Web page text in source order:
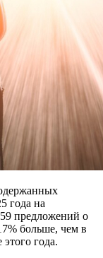
года на
предложений о
больше, чем в
года.